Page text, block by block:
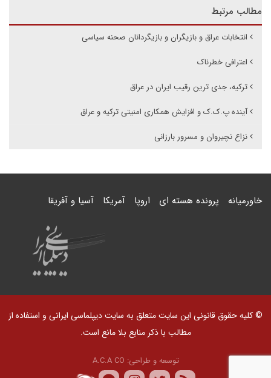
مطالب مرتبط
انتخابات عراق و بازیگران و بازیگردانان صحنه سیاسی
اعترافی خطرناک
ترکیه، جدی ترین رقیب ایران در عراق
آینده پ.ک.ک و افزایش همکاری امنیتی ترکیه و عراق
نزاع نچیروان و مسرور بارزانی
خاورمیانه پرونده هسته ای اروپا آمریکا آسیا و آفریقا
© کلیه حقوق قانونی این سایت متعلق به سایت دیپلماسی ایرانی و استفاده از
مطالب با ذکر منابع بلا مانع است.
توسعه و طراحی: A.C.A CO